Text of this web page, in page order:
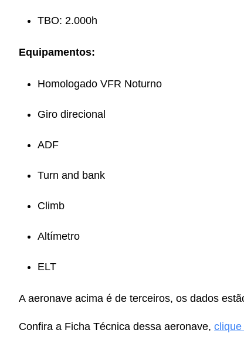
TBO: 2.000h
Equipamentos:
Homologado VFR Noturno
Giro direcional
ADF
Turn and bank
Climb
Altímetro
ELT
A aeronave acima é de terceiros, os dados
Confira a Ficha Técnica dessa aeronave, clique